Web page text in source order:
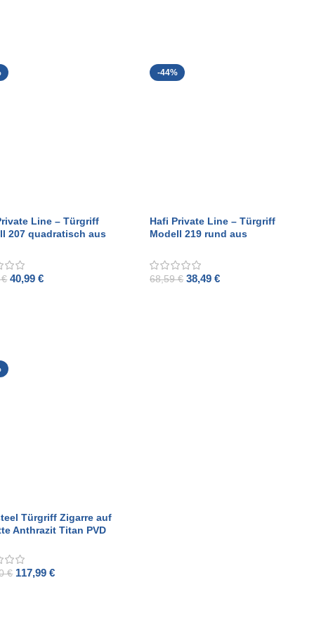
Line – Türgriff
207 quadratisch aus
€ 40,99€
-44%
Hafi Private Line – Türgriff
Modell 219 rund aus
68,59€ 38,49€
Türgriff Zigarre auf
Anthrazit Titan PVD
€ 117,99€